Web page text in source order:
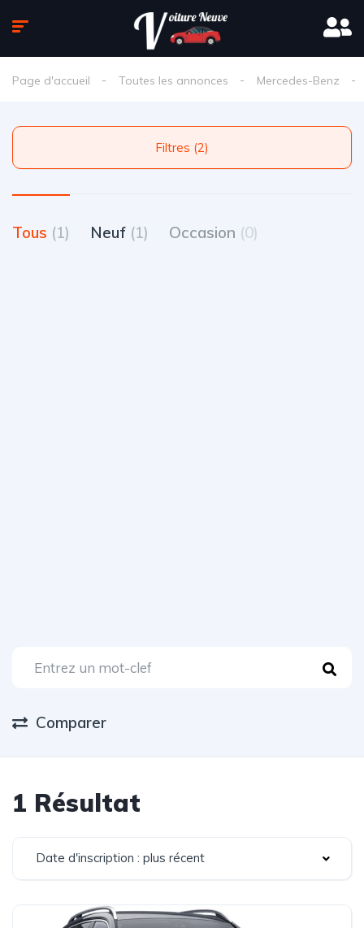
Page d'accueil Toutes les annonces Mercedes-Benz
Filtres (2)
Tous (1) Neuf (1) Occasion (0)
Comparer
1 Résultat
Date d'inscription : plus récent